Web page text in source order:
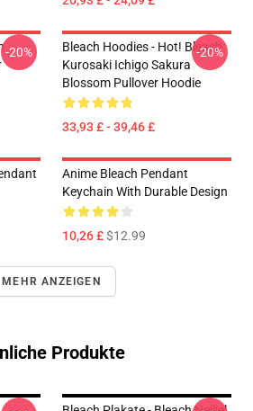
-20%
Bleach Hoodies - Hot! Bleach
Kurosaki Ichigo Sakura
Blossom Pullover Hoodie
33,93 £ - 39,46 £
-20%
Anime Bleach Pendant
Keychain With Durable Design
10,26 £$12.99
MEHR ANZEIGEN
Produkte